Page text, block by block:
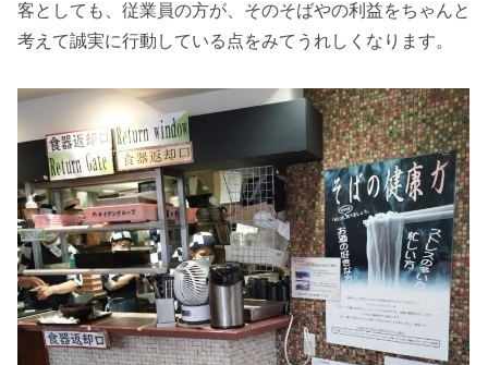
客としても、従業員の方が、そのそばやの利益をちゃんと
考えて誠実に行動している点をみてうれしくなります。